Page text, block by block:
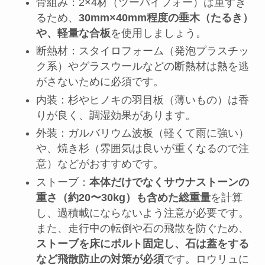
るため、 30mm×40mm程度の垂木（たるき）
や、軽量な合板を使用しましょう。
断熱材：スタイロフォーム（発泡プラスチッ
ク系）やグラスウールなどの断熱材は熱を逃
がさないために必須です。
内装：杉やヒノキの羽目板（薄いもの）は香
りが良く、調湿効果があります。
外装：ガルバリウム波板（軽くて雨に強い）
や、焼き杉（雰囲気は良いが重くなるので注
意）などがおすすめです。
ストーブ： 本体だけでなくサウナストーンの
重さ（約20〜30kg）も含めた総重量を計算
し、過積載にならないよう注意が必要です。
また、走行中の転倒や石の飛散を防ぐため、
ストーブを床にボルト固定し、石は蓋をする
など飛散防止の対策が必須です。ロウリュに